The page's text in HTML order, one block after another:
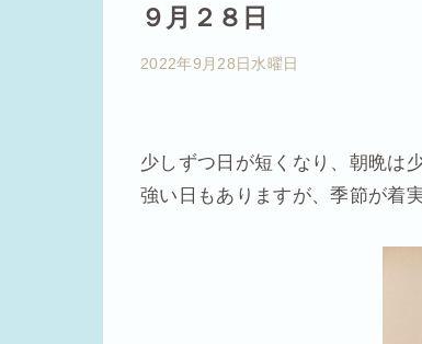
９月２８日
2022年9月28日水曜日
少しずつ日が短くなり、朝晩は
強い日もありますが、季節が着